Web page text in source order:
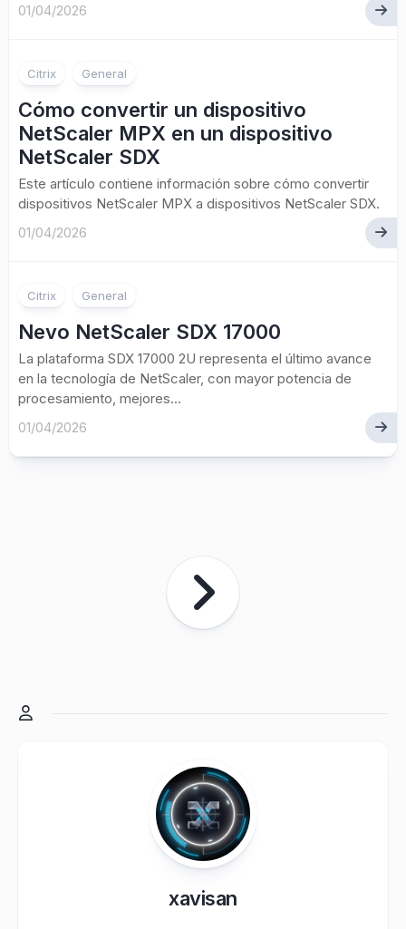
01/04/2026
Citrix General
Cómo convertir un dispositivo
NetScaler MPX en un dispositivo
NetScaler SDX
Este artículo contiene información sobre cómo convertir
dispositivos NetScaler MPX a dispositivos NetScaler SDX.
01/04/2026
Citrix General
Nevo NetScaler SDX 17000
La plataforma SDX 17000 2U representa el último avance
en la tecnología de NetScaler, con mayor potencia de
procesamiento, mejores...
01/04/2026
xavisan